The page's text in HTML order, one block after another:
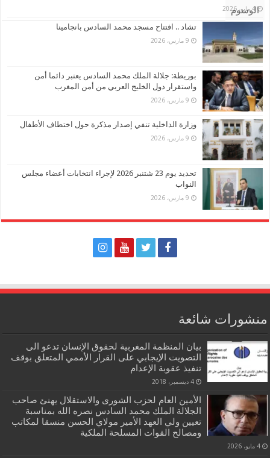
الوسوم
4 مايو، 2026
تشاد .. افتتاح مسجد محمد السادس بانجامينا
9 مارس، 2026
بوريطة: جلالة الملك محمد السادس يعتبر دائما أمن
واستقرار دول الخليج العربي من أمن المغرب
9 مارس، 2026
وزارة الداخلية تنفي إصدار مذكرة حول اختطاف الأطفال
9 مارس، 2026
تحديد يوم 23 شتنبر 2026 لإجراء انتخابات أعضاء مجلس
النواب
9 مارس، 2026
منشورات شائعة
بيان المنظمة المغربية لحقوق الإنسان تدعو الى
التصويت الإيجابي على القرار الأممي المتعلق بوقف
تنفيذ عقوبة الإعدام
4 ديسمبر، 2018
الأمين العام لحزب الشورى والاستقلال يهنئ صاحب
الجلالة الملك محمد السادس نصره الله بمناسبة
تعيين ولي العهد الأمير مولاي الحسن منسقا لمكاتب
ومصالح القوات المسلحة الملكية
4 مايو، 2026